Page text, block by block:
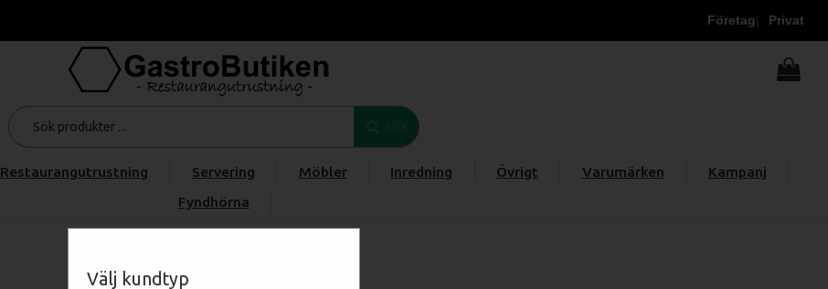
Företag Privat
Välj kundtyp
Restaurangutrustning Servering Möbler Inredning Övrigt Varumärken
Kampanj
Fyndhörna